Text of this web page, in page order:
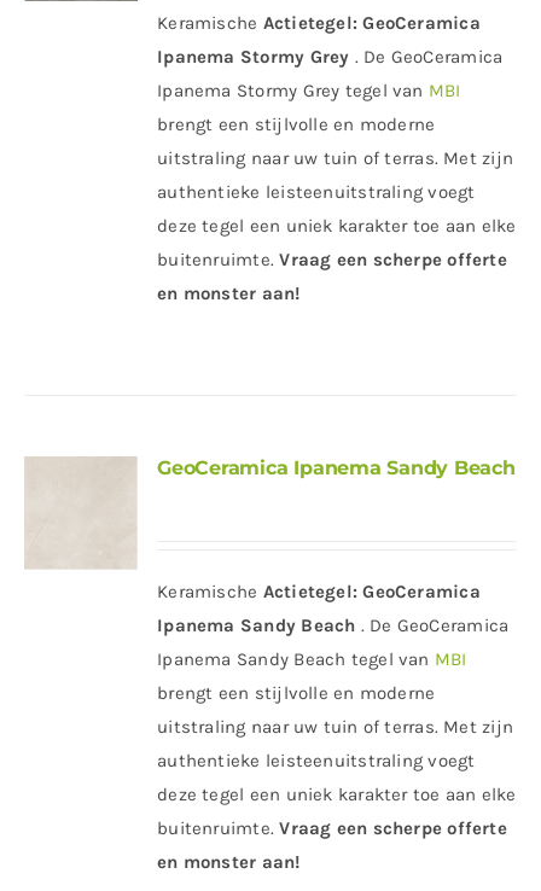
Keramische Actietegel: GeoCeramica
Ipanema Stormy Grey . De GeoCeramica
Ipanema Stormy Grey tegel van MBI
brengt een stijlvolle en moderne
uitstraling naar uw tuin of terras. Met zijn
authentieke leisteenuitstraling voegt
deze tegel een uniek karakter toe aan elke
buitenruimte.Vraag een scherpe offerte
en monster aan!
GeoCeramica Ipanema Sandy Beach
Keramische Actietegel: GeoCeramica
Ipanema Sandy Beach . De GeoCeramica
Ipanema Sandy Beach tegel van MBI
brengt een stijlvolle en moderne
uitstraling naar uw tuin of terras. Met zijn
authentieke leisteenuitstraling voegt
deze tegel een uniek karakter toe aan elke
buitenruimte.Vraag een scherpe offerte
en monster aan!